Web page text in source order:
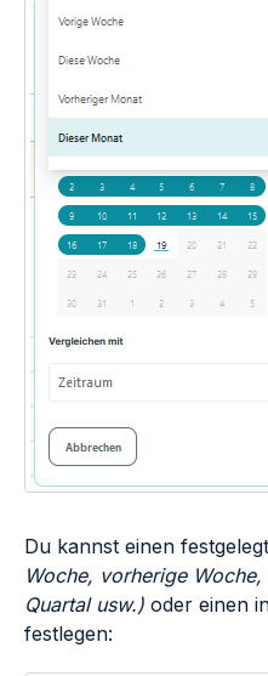
Du kannst einen
Woche, vorherige
Quartal usw.) oder einen
festlegen: